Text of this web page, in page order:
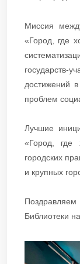
Миссия
«Город, где
достижений
проблем
Лучшие
«Город, где
городских
и крупных
Библиотеки